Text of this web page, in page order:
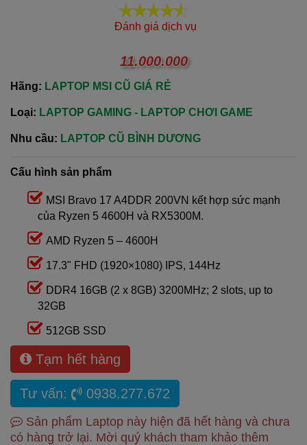
Đánh giá dịch vụ
11.000.000
Hãng: LAPTOP MSI CŨ GIÁ RẺ
Loại: LAPTOP GAMING - LAPTOP CHƠI GAME
Nhu cầu: LAPTOP CŨ BÌNH DƯƠNG
Cấu hình sản phẩm
MSI Bravo 17 A4DDR 200VN kết hợp sức mạnh
của Ryzen 5 4600H và RX5300M.
AMD Ryzen 5 – 4600H
17.3" FHD (1920×1080) IPS, 144Hz
DDR4 16GB (2 x 8GB) 3200MHz; 2 slots, up to
32GB
512GB SSD
Tạm hết hàng
Tư vấn: 0938.277.672
Sản phẩm Laptop này hiện đã hết hàng và chưa
có hàng trở lại. Mời quý khách tham khảo thêm